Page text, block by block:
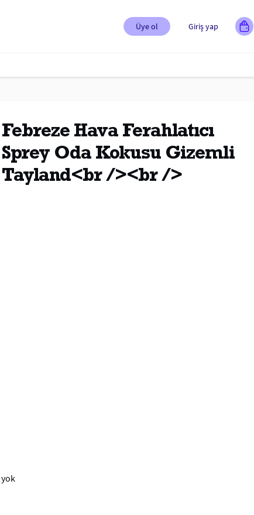
Üye ol Giriş yap
Febreze Hava Ferahlatıcı
Sprey Oda Kokusu Gizemli
Tayland<br /><br />